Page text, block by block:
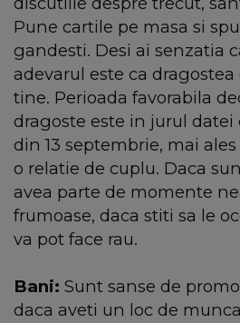
Pune cartile pe masa si
gandesti. Desi ai senzatia
adevarul este ca
tine. Perioada favorabila
dragoste este in jurul datei
din 13 septembrie, mai
o relatie de cuplu. Daca
avea parte de momente
frumoase, daca stiti sa le
va pot face rau.
Bani: Sunt sanse de
daca aveti un loc de